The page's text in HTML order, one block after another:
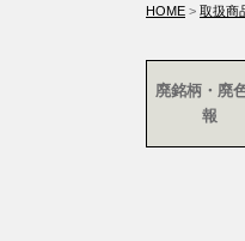
HOME > 取扱商
廃銘柄・廃
報